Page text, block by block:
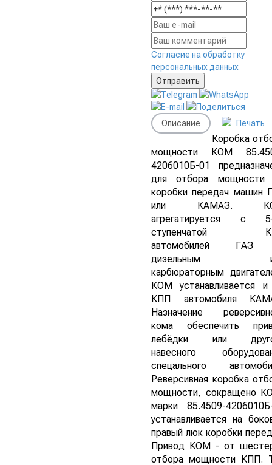
Согласие на обработку
персональных данных
Описание Печать
Коробка
мощности КОМ
4206010Б-01
для отбора мощности
коробки передач машин
или КАМАЗ.
агрегатируется с
ступенчатой
автомобилей
дизельным
карбюраторным
КОМ устанавливается
КПП автомобиля
Назначение
кома обеспечить
лебёдки или
навесного
спецального
Реверсивная коробка
мощности, сокращено
марки 85.4509-
устанавливается на
правый люк коробки
Привод КОМ - от
отбора мощности КПП.